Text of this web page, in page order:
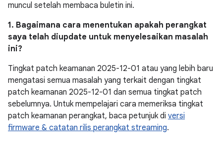
muncul setelah membaca buletin ini.
1. Bagaimana cara menentukan apakah perangkat
saya telah diupdate untuk menyelesaikan masalah
ini?
Tingkat patch keamanan 2025-12-01 atau yang lebih baru
mengatasi semua masalah yang terkait dengan tingkat
patch keamanan 2025-12-01 dan semua tingkat patch
sebelumnya. Untuk mempelajari cara memeriksa tingkat
patch keamanan perangkat, baca petunjuk di versi
firmware & catatan rilis perangkat streaming.